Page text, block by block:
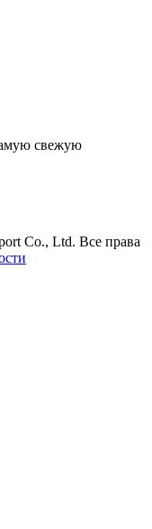
свежую
Co., Ltd. Все права